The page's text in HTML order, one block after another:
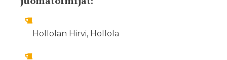
Hollolan Hirvi, Hollola